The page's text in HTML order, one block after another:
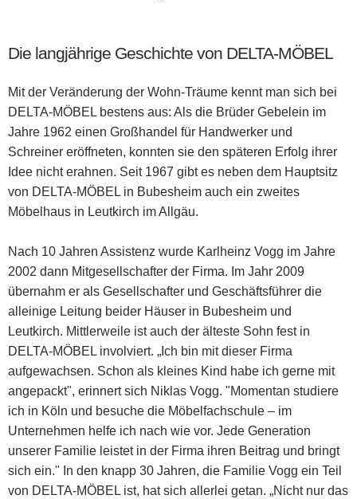
Die langjährige Geschichte von DELTA-MÖBEL
Mit der Veränderung der Wohn-Träume kennt man sich bei
DELTA-MÖBEL bestens aus: Als die Brüder Gebelein im
Jahre 1962 einen Großhandel für Handwerker und
Schreiner eröffneten, konnten sie den späteren Erfolg ihrer
Idee nicht erahnen. Seit 1967 gibt es neben dem Hauptsitz
von DELTA-MÖBEL in Bubesheim auch ein zweites
Möbelhaus in Leutkirch im Allgäu.
Nach 10 Jahren Assistenz wurde Karlheinz Vogg im Jahre
2002 dann Mitgesellschafter der Firma. Im Jahr 2009
übernahm er als Gesellschafter und Geschäftsführer die
alleinige Leitung beider Häuser in Bubesheim und
Leutkirch. Mittlerweile ist auch der älteste Sohn fest in
DELTA-MÖBEL involviert. „Ich bin mit dieser Firma
aufgewachsen. Schon als kleines Kind habe ich gerne mit
angepackt", erinnert sich Niklas Vogg. "Momentan studiere
ich in Köln und besuche die Möbelfachschule – im
Unternehmen helfe ich nach wie vor. Jede Generation
unserer Familie leistet in der Firma ihren Beitrag und bringt
sich ein." In den knapp 30 Jahren, die Familie Vogg ein Teil
von DELTA-MÖBEL ist, hat sich allerlei getan. „Nicht nur das